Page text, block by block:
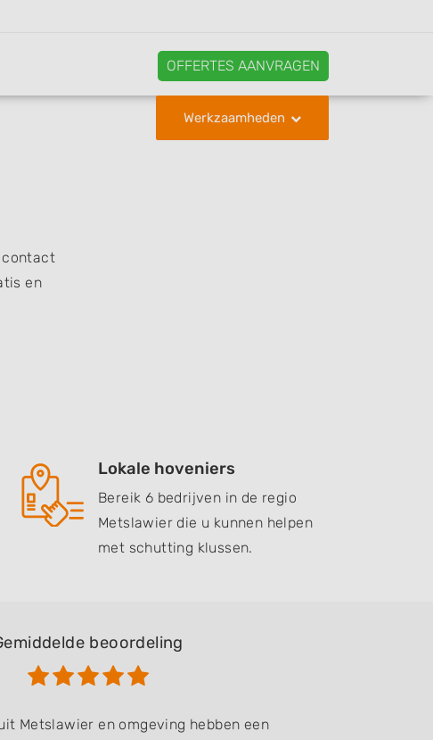
OFFERTES AANVRAGEN
Werkzaamheden
contact
en
Lokale hoveniers
Bereik 6 bedrijven in de regio
Metslawier die u kunnen helpen
met schutting klussen.
beoordeling
Metslawier en omgeving hebben een